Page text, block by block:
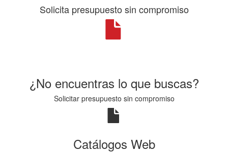
Solicita presupuesto sin compromiso
¿No encuentras lo que buscas?
Solicitar presupuesto sin compromiso
Catálogos Web